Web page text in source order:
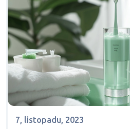
7, listopadu, 2023